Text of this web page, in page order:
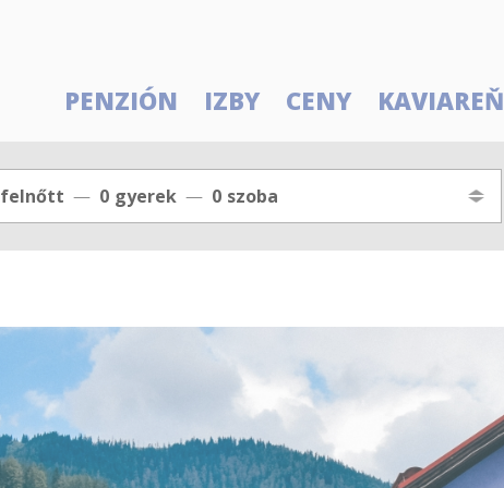
PENZIÓN IZBY CENY KAVIAREŇ
felnőtt 0 gyerek 0 szoba